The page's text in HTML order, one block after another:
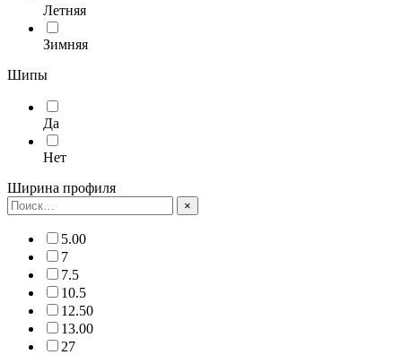
Летняя
Зимняя
Шипы
Да
Нет
Ширина профиля
×
5.00
7
7.5
10.5
12.50
13.00
27